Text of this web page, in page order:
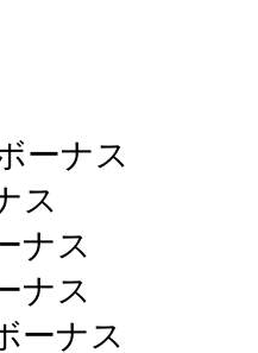
ーナス
ス
ナス
ナス
ーナス